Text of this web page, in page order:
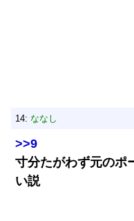
14: ななし
>>9
寸分たがわず元のポ
い説